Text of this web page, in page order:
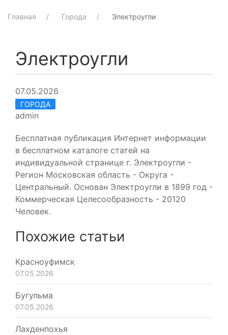
Главная Города Электроугли
Электроугли
07.05.2026
ГОРОДА
admin
Бесплатная публикация Интернет информации
в бесплатном каталоге статей на
индивидуальной странице г. Электроугли -
Регион Московская область - Округа -
Центральный. Основан Электроугли в 1899 год -
Коммерческая Целесообразность - 20120
Человек.
Похожие статьи
Красноуфимск
07.05.2026
Бугульма
07.05.2026
Лахденпохья